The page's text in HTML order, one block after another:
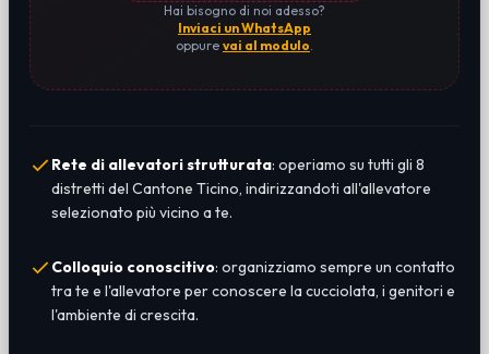
Hai bisogno di noi adesso?
Inviaci un WhatsApp
oppure vai al modulo
Rete di allevatori strutturata: operiamo su tutti gli 8
distretti del Cantone Ticino, indirizzandoti all'allevatore
selezionato più vicino a te.
Colloquio conoscitivo: organizziamo sempre un contatto
tra te e l'allevatore per conoscere la cucciolata, i genitori e
l'ambiente di crescita.